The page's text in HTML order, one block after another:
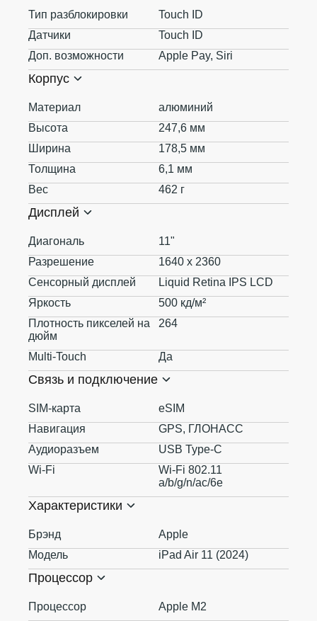
Тип разблокировки
Touch ID
Датчики
Touch ID
Доп. возможности
Apple Pay, Siri
Корпус
Материал
алюминий
Высота
247,6 мм
Ширина
178,5 мм
Толщина
6,1 мм
Вес
462 г
Дисплей
Диагональ
11"
Разрешение
1640 x 2360
Сенсорный дисплей
Liquid Retina IPS LCD
Яркость
500 кд/м²
Плотность пикселей на
дюйм
264
Multi-Touch Да
Связь и подключение
SIM-карта
eSIM
Навигация
GPS, ГЛОНАСС
Аудиоразъем
USB Type-C
Wi-Fi
Wi-Fi 802.11
a/b/g/n/ac/6e
Характеристики
Брэнд
Apple
Модель
iPad Air 11 (2024)
Процессор
Процессор Apple M2